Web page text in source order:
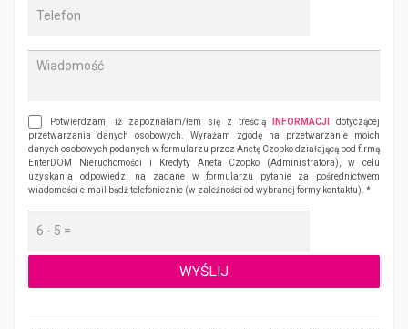
Potwierdzam, iż zapoznałam/łem się z treścią INFORMACJI
dotyczącej
przetwarzania danych osobowych. Wyrażam zgodę na przetwarzanie moich
danych osobowych podanych w formularzu przez Anetę Czopko działającą pod firmą
EnterDOM Nieruchomości i Kredyty Aneta Czopko (Administratora), w celu
uzyskania odpowiedzi na zadane w formularzu pytanie za pośrednictwem
wiadomości e-mail bądź telefonicznie (w zależności od wybranej formy kontaktu). *